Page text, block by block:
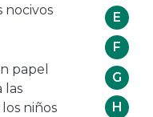
E
F
G
H
nocivos
papel
las
niños